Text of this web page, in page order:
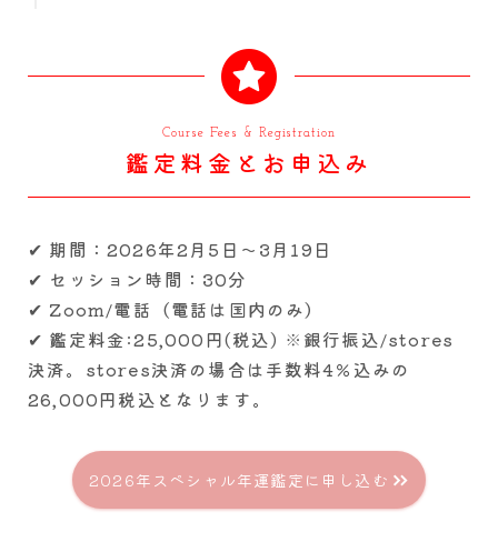
Course Fees & Registration
鑑定料金と お申込み
✔ 期間：2026年2月5日～3月19日
✔ セッション時間：30分
✔ Zoom/電話（電話は国内のみ）
✔ 鑑定料金:25,000円(税込) ※銀行振込/stores
決済。stores決済の場合は手数料4％込みの
26,000円税込となります。
2026年スペシャル年運鑑定に申し込む